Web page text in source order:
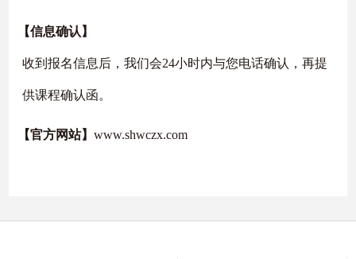
【信息确认】
收到报名信息后，我们会24小时内与您电话确认，再提
供课程确认函。
【官方网站】www.shwczx.com